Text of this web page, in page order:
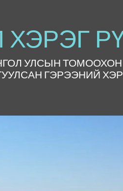
УЛСЫН ТОМООХОН
ГЭРЭЭНИЙ